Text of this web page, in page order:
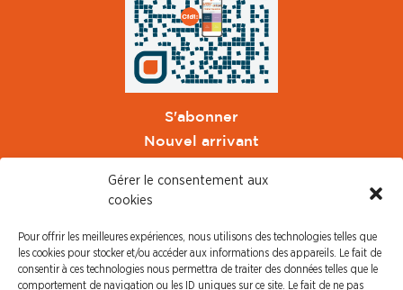
Gérer le consentement aux
cookies
Pour offrir les meilleures expériences, nous utilisons des technologies telles que
les cookies pour stocker et/ou accéder aux informations des appareils. Le fait de
consentir à ces technologies nous permettra de traiter des données telles que le
comportement de navigation ou les ID uniques sur ce site. Le fait de ne pas
S'abonner
Nouvel arrivant
CFDT Cadres
CFDT Retraités